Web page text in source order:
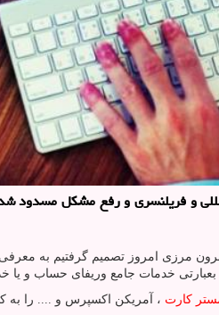
و فریلنسری و رفع مشكل مسدود
مرزی امروز تصمیم گرفتیم به
خدمات جامع وریفای حساب و یا خدمات احراز هویت و ...
کارت ، آمریکن اکسپرس و .... را به